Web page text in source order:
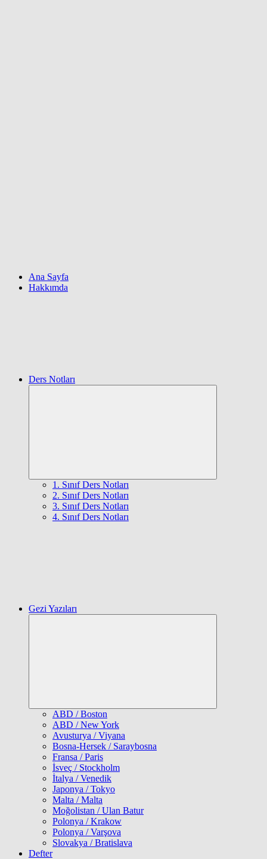
Ana Sayfa
Hakkımda
Ders Notları
1. Sınıf Ders Notları
2. Sınıf Ders Notları
3. Sınıf Ders Notları
4. Sınıf Ders Notları
Gezi Yazıları
ABD / Boston
ABD / New York
Avusturya / Viyana
Bosna-Hersek / Saraybosna
Fransa / Paris
İsveç / Stockholm
İtalya / Venedik
Japonya / Tokyo
Malta / Malta
Moğolistan / Ulan Batur
Polonya / Krakow
Polonya / Varşova
Slovakya / Bratislava
Defter